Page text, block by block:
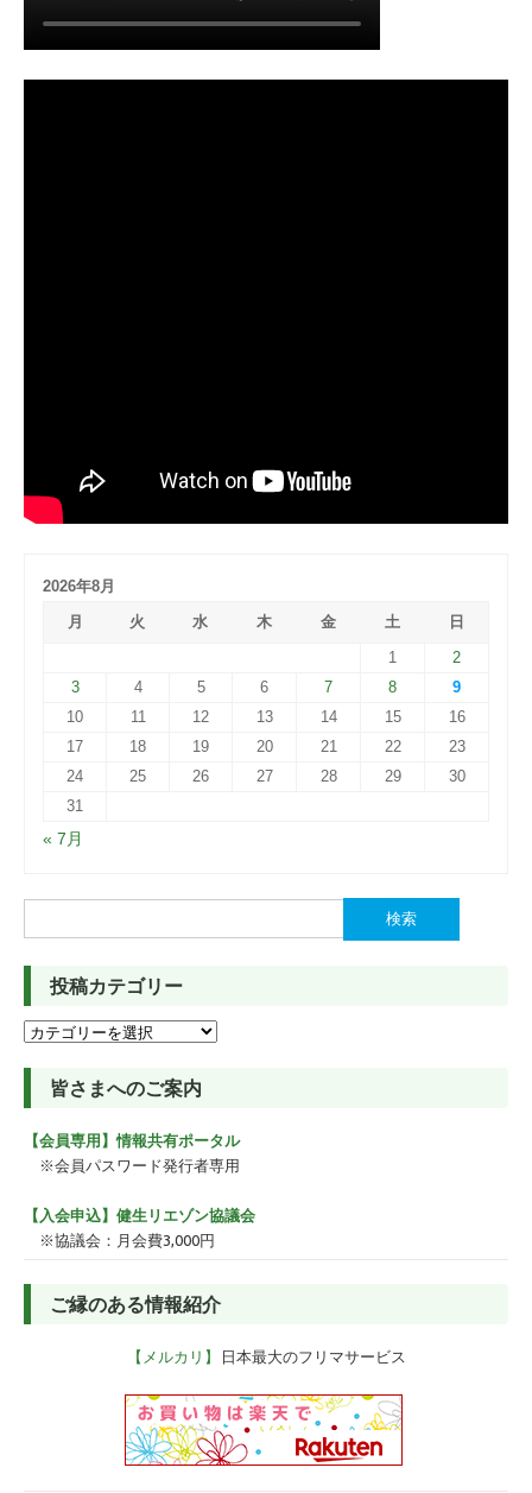
2026年8月
月
火 水 木 金 土
日
1
2
3
4 5 6 7 8
9
10
11 12 13 14 15
16
17
18 19 20 21 22
23
24
25 26 27 28 29
30
31
« 7月
索:
投稿カテゴリー
投
リ
皆さまへのご案内
【会員専用】情報共有ポータル
※会員パスワード発行者専用
【入会申込】健生リエゾン協議会
※協議会：月会費3,000円
ご縁のある情報紹介
【メルカリ】 日本最大のフリマサービス